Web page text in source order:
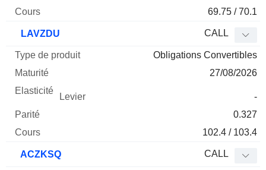
69.75 / 70.1
LAVZDU CALL
Obligations Convertibles
27/08/2026
-
0.327
102.4 / 103.4
ACZKSQ CALL